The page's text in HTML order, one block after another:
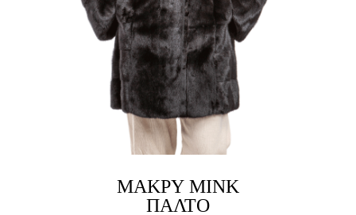
ΜΑΚΡΎ ΜΙΝΚ
ΠΑΛΤΌLINK